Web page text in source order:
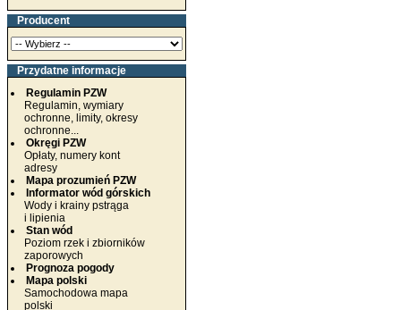
Producent
Przydatne informacje
Regulamin PZW
Regulamin, wymiary
ochronne, limity, okresy
ochronne...
Okręgi PZW
Opłaty, numery kont
adresy
Mapa prozumień PZW
Informator wód górskich
Wody i krainy pstrąga
i lipienia
Stan wód
Poziom rzek i zbiorników
zaporowych
Prognoza pogody
Mapa polski
Samochodowa mapa
polski